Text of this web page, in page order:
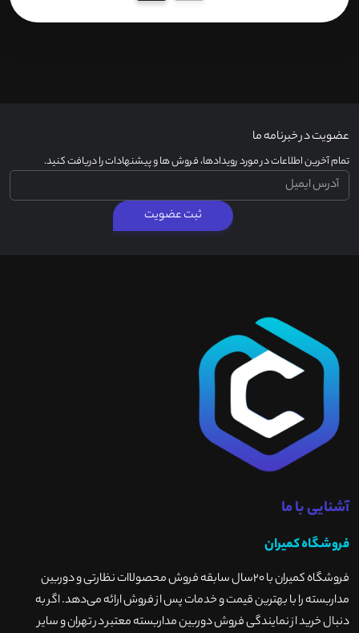
عضویت در خبرنامه ما
تمام آخرین اطلاعات در مورد رویدادها، فروش ها و پیشنهادات را دریافت کنید.
ثبت عضویت
آشنایی با ما
فروشگاه کمیران
فروشگاه کمیران با ۲۰سال سابقه فروش محصولاات نظارتی و دوربین
مداربسته را با بهترین قیمت و خدمات پس از فروش ارائه می‌دهد. اگر به
دنبال خرید از نمایندگی فروش دوربین مداربسته معتبر در تهران و سایر